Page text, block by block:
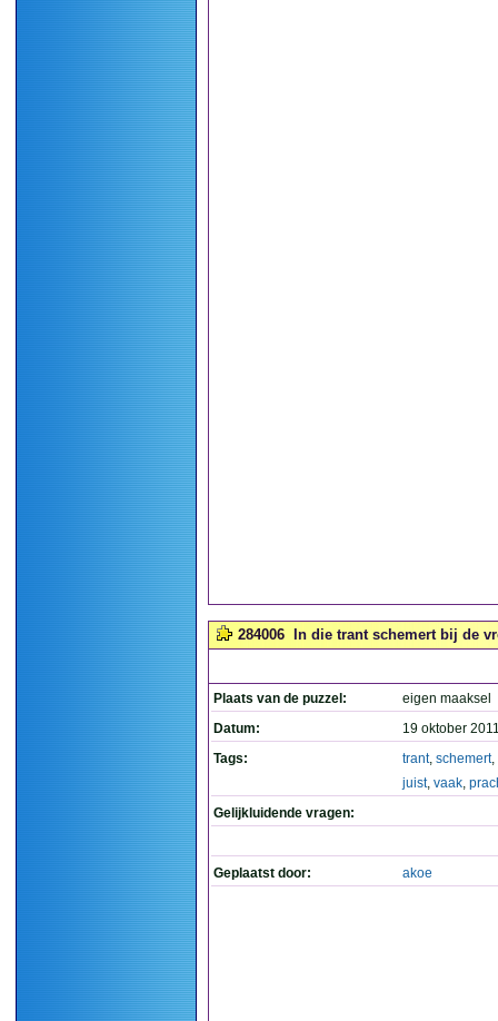
284006 In die trant schemert bij de
Plaats van de puzzel:
eigen maaksel
Datum:
19 oktober
Tags:
trant, schemert,
juist, vaak,
Gelijkluidende vragen:
Geplaatst door: akoe